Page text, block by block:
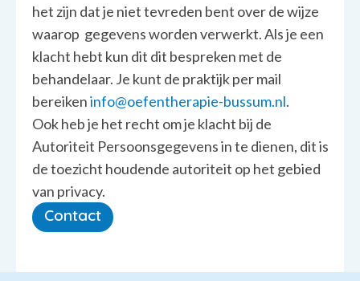
het zijn dat je niet tevreden bent over de wijze
waarop gegevens worden verwerkt. Als je een
klacht hebt kun dit dit bespreken met de
behandelaar. Je kunt de praktijk per mail
bereikeninfo@oefentherapie-bussum.nl.
Ook heb je het recht om je klacht bij de
Autoriteit Persoonsgegevens in te dienen, dit is
de toezicht houdende autoriteit op het gebied
van privacy.
Contact